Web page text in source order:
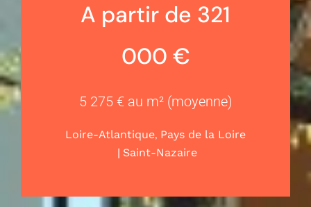
A partir de 321
000 €
5 275 € au m² (moyenne)
Loire-Atlantique, Pays de la Loire
| Saint-Nazaire